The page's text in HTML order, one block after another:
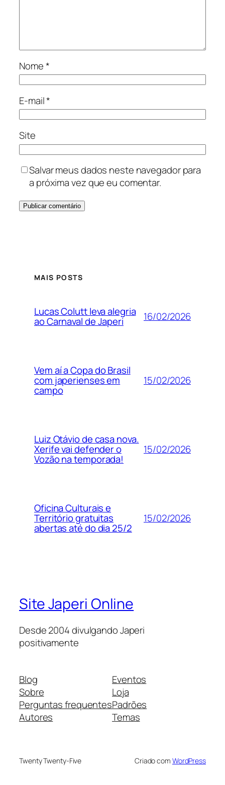
Nome*
E-mail*
Site
Salvar meus dados neste navegador para
a próxima vez que eu comentar.
MAIS POSTS
Lucas Colutt leva alegria
ao Carnaval de Japeri 16/02/2026
Vem aí a Copa do Brasil
com japerienses em
campo
15/02/2026
Luiz Otávio de casa nova.
Xerife vai defender o
Vozão na temporada!
15/02/2026
Oficina Culturais e
Território gratuitas
abertas até do dia 25/2
15/02/2026
Site Japeri Online
Desde 2004 divulgando Japeri
positivamente
Blog
Sobre
Perguntas frequentes
Autores
Eventos
Loja
Padrões
Temas
Twenty Twenty-Five Criado com WordPress